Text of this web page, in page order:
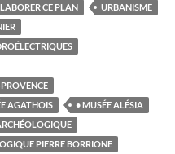
CE PLAN
URBANISME
AGATHOIS
• MUSÉE ALÉSIA
PIERRE BORRIONE